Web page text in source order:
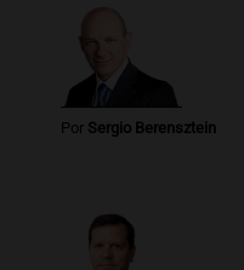
Por Sergio Berensztein